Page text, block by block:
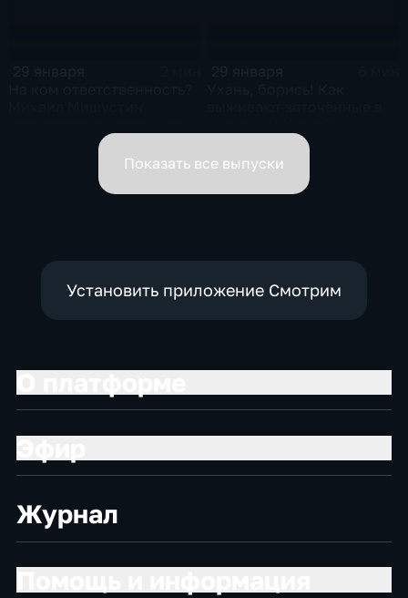
вице-премьеров
Показать все выпуски
Установить приложение Смотрим
Журнал